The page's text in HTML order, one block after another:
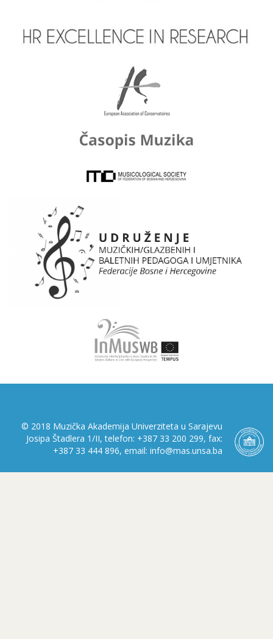
© 2018 Muzička Akademija Univerziteta u Sarajevu
Josipa Štadlera 1/II, telefon: +387 33 200 299, fax:
+387 33 444 896, email: info@mas.unsa.ba